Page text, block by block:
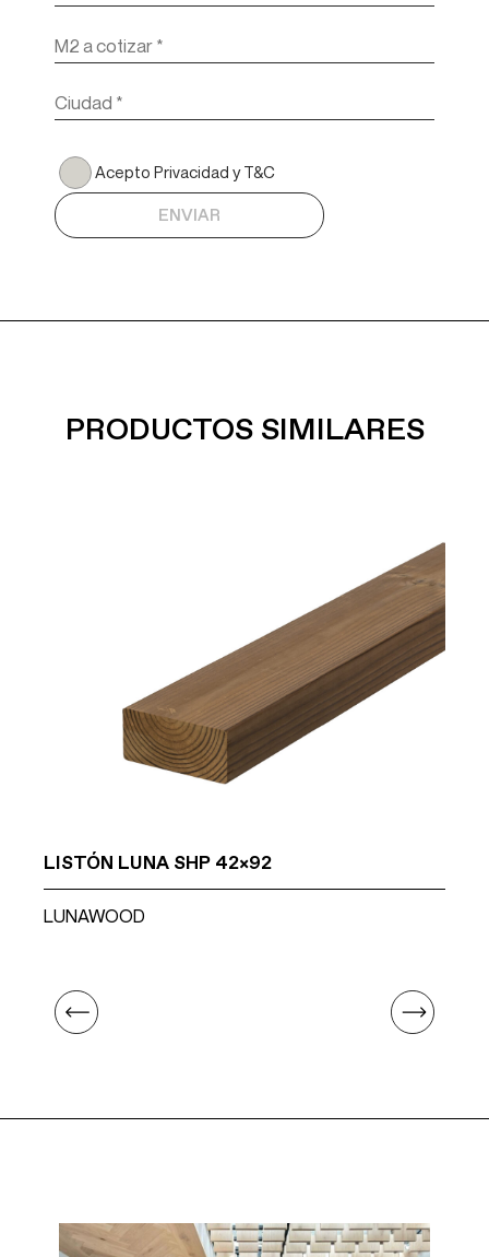
Acepto Privacidad y T&C
ENVIAR
PRODUCTOS SIMILARES
LISTÓN LUNA SHP 42×92
LUNAWOOD